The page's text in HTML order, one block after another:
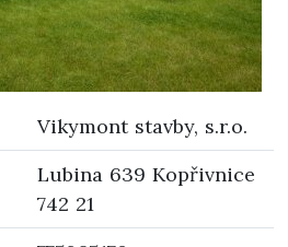
Vikymont stavby, s.r.o.
Lubina 639 Kopřivnice
742 21